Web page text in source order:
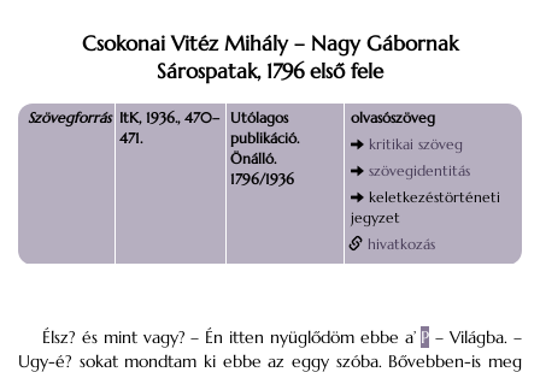
Csokonai Vitéz Mihály – Nagy Gábornak
Sárospatak, 1796 első fele
Szövegforrás ItK, 1936., 470–
471.
Utólagos
publikáció.
Önálló.
1796/1936
olvasószöveg
kritikai szöveg
szövegidentitás
keletkezéstörténeti
jegyzet
hivatkozás
Élsz? és mint vagy? – Én itten nyüglődöm ebbe a’ P – Világba. –
Ugy-é? sokat mondtam ki ebbe az eggy szóba. Bővebben-is meg